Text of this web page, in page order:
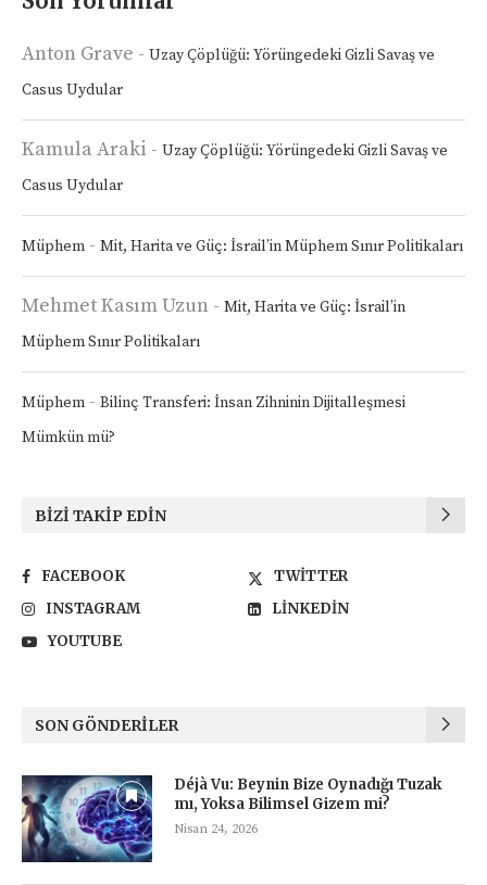
Anton Grave - Uzay Çöplüğü: Yörüngedeki Gizli Savaş ve
Casus Uydular
Kamula Araki - Uzay Çöplüğü: Yörüngedeki Gizli Savaş ve
Casus Uydular
Müphem - Mit, Harita ve Güç: İsrail’in Müphem Sınır Politikaları
Mehmet Kasım Uzun - Mit, Harita ve Güç: İsrail’in
Müphem Sınır Politikaları
Müphem - Bilinç Transferi: İnsan Zihninin Dijitalleşmesi
Mümkün mü?
BIZI TAKIP EDIN
FACEBOOK
TWITTER
INSTAGRAM
LINKEDIN
YOUTUBE
SON GÖNDERILER
Déjà Vu: Beynin Bize Oynadığı Tuzak
mı, Yoksa Bilimsel Gizem mi?
Nisan 24, 2026